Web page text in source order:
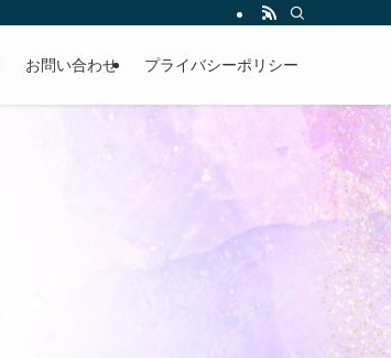
お問い合わせ プライバシーポリシー